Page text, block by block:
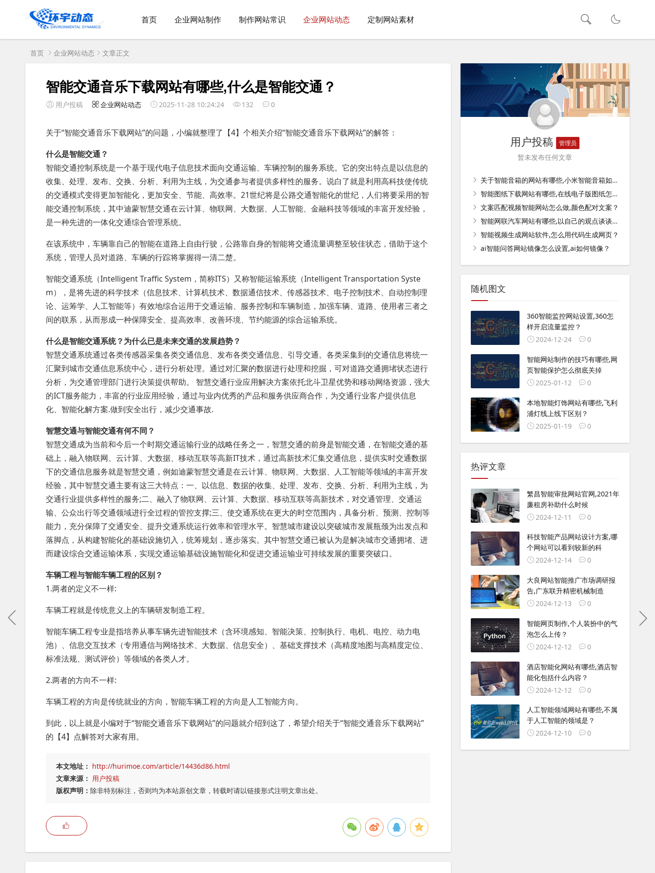
首页 企业网站制作 制作网站常识 企业网站动态 定制网站素材
首页 企业网站动态 文章正文
智能交通音乐下载网站有哪些,什么是智能交通？
用户投稿 企业网站动态 2025-11-28 10:24:24 132 0
关于“智能交通音乐下载网站”的问题，小编就整理了【4】个相关介绍“智能交通音乐下载网站”的解答：
什么是智能交通？
智能交通控制系统是一个基于现代电子信息技术面向交通运输、车辆控制的服务系统。它的突出特点是以信息的
收集、处理、发布、交换、分析、利用为主线，为交通参与者提供多样性的服务。说白了就是利用高科技使传统
的交通模式变得更加智能化，更加安全、节能、高效率。21世纪将是公路交通智能化的世纪，人们将要采用的智
能交通控制系统，其中迪蒙智慧交通在云计算、物联网、大数据、人工智能、金融科技等领域的丰富开发经验，
是一种先进的一体化交通综合管理系统。
在该系统中，车辆靠自己的智能在道路上自由行驶，公路靠自身的智能将交通流量调整至较佳状态，借助于这个
系统，管理人员对道路、车辆的行踪将掌握得一清二楚。
智能交通系统（Intelligent Traffic System，简称ITS）又称智能运输系统（Intelligent Transportation Syste
m），是将先进的科学技术（信息技术、计算机技术、数据通信技术、传感器技术、电子控制技术、自动控制理
论、运筹学、人工智能等）有效地综合运用于交通运输、服务控制和车辆制造，加强车辆、道路、使用者三者之
间的联系，从而形成一种保障安全、提高效率、改善环境、节约能源的综合运输系统。
什么是智能交通系统？为什么已是未来交通的发展趋势？
智慧交通系统通过各类传感器采集各类交通信息、发布各类交通信息、引导交通。各类采集到的交通信息将统一
汇聚到城市交通信息系统中心，进行分析处理。通过对汇聚的数据进行处理和挖掘，可对道路交通拥堵状态进行
分析，为交通管理部门进行决策提供帮助。 智慧交通行业应用解决方案依托北斗卫星优势和移动网络资源，强大
的ICT服务能力，丰富的行业应用经验，通过与业内优秀的产品和服务供应商合作，为交通行业客户提供信息
化、智能化解方案.做到安全出行，减少交通事故.
智慧交通与智能交通有何不同？
智慧交通成为当前和今后一个时期交通运输行业的战略任务之一，智慧交通的前身是智能交通，在智能交通的基
础上，融入物联网、云计算、大数据、移动互联等高新IT技术，通过高新技术汇集交通信息，提供实时交通数据
下的交通信息服务就是智慧交通，例如迪蒙智慧交通是在云计算、物联网、大数据、人工智能等领域的丰富开发
经验，其中智慧交通主要有这三大特点：一、以信息、数据的收集、处理、发布、交换、分析、利用为主线，为
交通行业提供多样性的服务;二、融入了物联网、云计算、大数据、移动互联等高新技术，对交通管理、交通运
输、公众出行等交通领域进行全过程的管控支撑;三、使交通系统在更大的时空范围内，具备分析、预测、控制等
能力，充分保障了交通安全、提升交通系统运行效率和管理水平。智慧城市建设以突破城市发展瓶颈为出发点和
落脚点，从构建智能化的基础设施切入，统筹规划，逐步落实。其中智慧交通已被认为是解决城市交通拥堵、进
而建设综合交通运输体系，实现交通运输基础设施智能化和促进交通运输业可持续发展的重要突破口。
车辆工程与智能车辆工程的区别？
1.两者的定义不一样:
车辆工程就是传统意义上的车辆研发制造工程。
智能车辆工程专业是指培养从事车辆先进智能技术（含环境感知、智能决策、控制执行、电机、电控、动力电
池）、信息交互技术（专用通信与网络技术、大数据、信息安全）、基础支撑技术（高精度地图与高精度定位、
标准法规、测试评价）等领域的各类人才。
2.两者的方向不一样:
车辆工程的方向是传统就业的方向，智能车辆工程的方向是人工智能方向。
到此，以上就是小编对于“智能交通音乐下载网站”的问题就介绍到这了，希望介绍关于“智能交通音乐下载网站”
的【4】点解答对大家有用。
本文地址： http://hurimoe.com/article/14436d86.html
文章来源： 用户投稿
版权声明： 除非特别标注，否则均为本站原创文章，转载时请以链接形式注明文章出处。
用户投稿 管理员
暂未发布任何文章
关于智能音箱的网站有哪些,小米智能音箱如何控制家里的灯？
智能图纸下载网站有哪些,在线电子版图纸怎么下载？
文案匹配视频智能网站怎么做,颜色配对文案？
智能网联汽车网站有哪些,以自己的观点谈谈智能网联汽车未来的发展？
智能视频生成网站软件,怎么用代码生成网页？
ai智能问答网站镜像怎么设置,ai如何镜像？
随机图文
360智能监控网站设置,360怎
样开启流量监控？
2024-12-24
0
智能网站制作的技巧有哪些,网
页智能保护怎么彻底关掉
2025-01-12
0
本地智能灯饰网站有哪些,飞利
浦灯线上线下区别？
2025-01-19
0
热评文章
繁昌智能审批网站官网,2021年
廉租房补助什么时候
2024-12-11
0
科技智能产品网站设计方案,哪
个网站可以看到较新的科
2024-12-14
0
大良网站智能推广市场调研报
告,广东联升精密机械制造
2024-12-13
0
智能网页制作,个人装扮中的气
泡怎么上传？
2024-12-12
0
酒店智能化网站有哪些,酒店智
能化包括什么内容？
2024-12-12
0
人工智能领域网站有哪些,不属
于人工智能的领域是？
2024-12-10
0